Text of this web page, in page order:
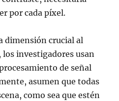
por cada píxel.
dimensión crucial al
investigadores usan
de señal
asumen que todas
como sea que estén